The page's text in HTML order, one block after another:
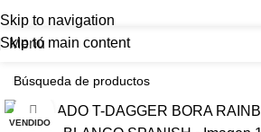
Skip to navigation
Skip to main content
Menú
VENDIDO
Haga Click para agrandar